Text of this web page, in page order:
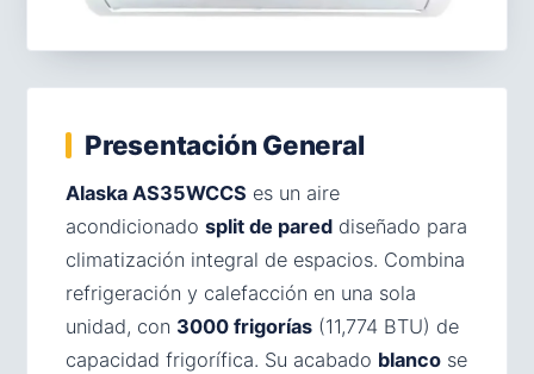
Presentación General
Alaska AS35WCCS es un aire
acondicionado split de pared diseñado para
climatización integral de espacios. Combina
refrigeración y calefacción en una sola
unidad, con 3000 frigorías (11,774 BTU) de
capacidad frigorífica. Su acabado blanco se